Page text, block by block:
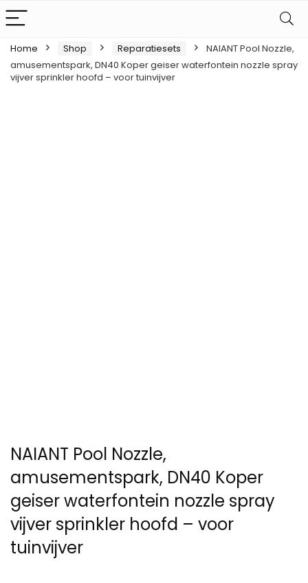
Home Shop Reparatiesets
NAIANT Pool Nozzle,
amusementspark, DN40 Koper geiser waterfontein nozzle spray
vijver sprinkler hoofd – voor tuinvijver
NAIANT Pool Nozzle,
amusementspark, DN40 Koper
geiser waterfontein nozzle spray
vijver sprinkler hoofd – voor
tuinvijver